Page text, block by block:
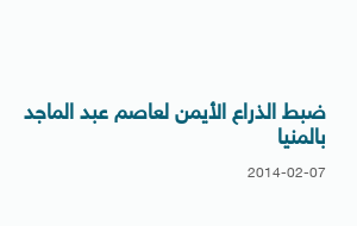
ضبط الذراع الأيمن لعاصم عبد الماجد
بالمنيا
2014-02-07